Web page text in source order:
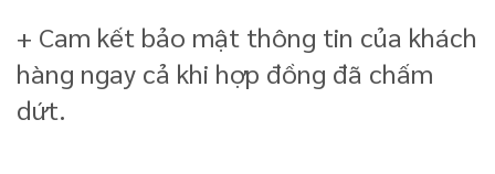
+ Cam kết bảo mật thông tin của khách
hàng ngay cả khi hợp đồng đã chấm
dứt.